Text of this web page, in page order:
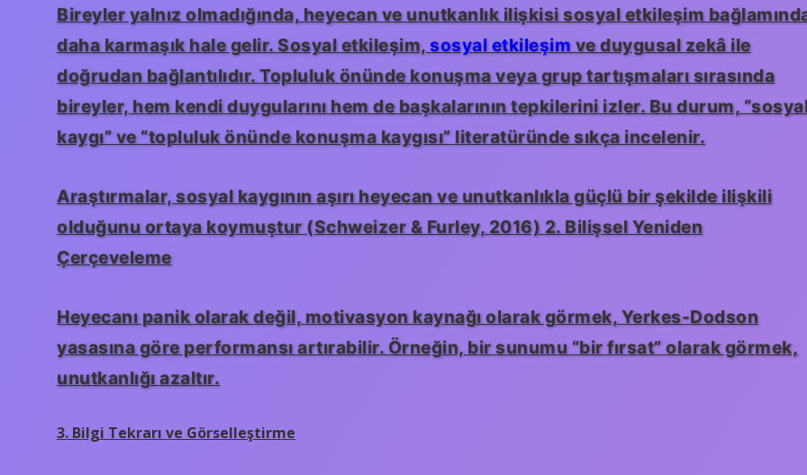
Bireyler yalnız olmadığında, heyecan ve unutkanlık ilişkisi sosyal etkileşim
daha karmaşık hale gelir. Sosyal etkileşim, sosyal etkileşim ve duygusal zekâ ile
doğrudan bağlantılıdır. Topluluk önünde konuşma veya grup tartışmaları sırasında
bireyler, hem kendi duygularını hem de başkalarının tepkilerini izler. Bu durum,
kaygı” ve “topluluk önünde konuşma kaygısı” literatüründe sıkça incelenir.
Araştırmalar, sosyal kaygının aşırı heyecan ve unutkanlıkla güçlü bir şekilde ilişkili
olduğunu ortaya koymuştur (Schweizer & Furley, 2016) 2. Bilişsel Yeniden
Çerçeveleme
Heyecanı panik olarak değil, motivasyon kaynağı olarak görmek, Yerkes-Dodson
yasasına göre performansı artırabilir. Örneğin, bir sunumu “bir fırsat” olarak görmek,
unutkanlığı azaltır.
3. Bilgi Tekrarı ve Görselleştirme